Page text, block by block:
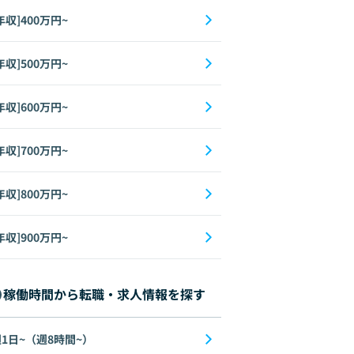
収]400万円~
収]500万円~
収]600万円~
収]700万円~
収]800万円~
収]900万円~
稼働時間から転職・求人情報を探す
日~（週8時間~）